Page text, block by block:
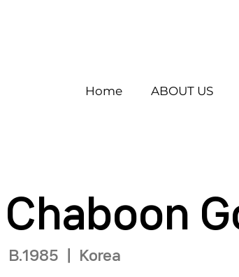
Home ABOUT US
Chaboon
B.1985 ｜ Korea